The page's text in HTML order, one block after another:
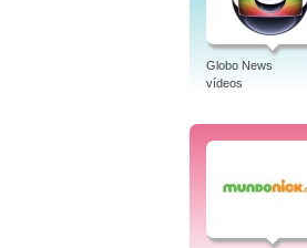
Globo News
vídeos